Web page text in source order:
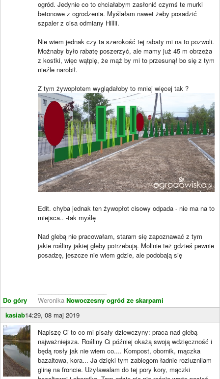
Do góry
ogród. Jedynie co to chciałabym zasłonić czymś te murki
betonowe z ogrodzenia. Myślałam nawet żeby posadzić
szpaler z cisa odmiany Hillii.
Nie wiem jednak czy ta szerokość tej rabaty mi na to pozwoli.
Możnaby było rabatę poszerzyć, ale mamy już 45 m obrzeża
z kostki, więc wątpię, że mąż by mi to przesunął bo się z tym
nieźle narobił.
Z tym żywopłotem wyglądałoby to mniej więcej tak ?
Edit. chyba jednak ten żywopłot cisowy odpada - nie ma na to
miejsca.. -tak myślę
Nad glebą nie pracowałam, staram się zapoznawać z tym
jakie rośliny jakiej gleby potrzebują. Molinie też gdzieś pewnie
posadzę, jeszcze nie wiem gdzie, ale podobają się
Weronika Nowoczesny ogród ze skarpami
kasiab14:29, 08 maj 2019
Napiszę Ci to co mi pisały dziewczyny: praca nad glebą
najważniejsza. Rośliny Ci później okażą swoją wdzięczność i
będą rosły jak nie wiem co.... Kompost, obornik, mączka
bazaltowa, kora... Ja dzięki tym zabiegom ładnie rozluznilam
glinę na froncie. Użyławalam do tej pory kory, mączki